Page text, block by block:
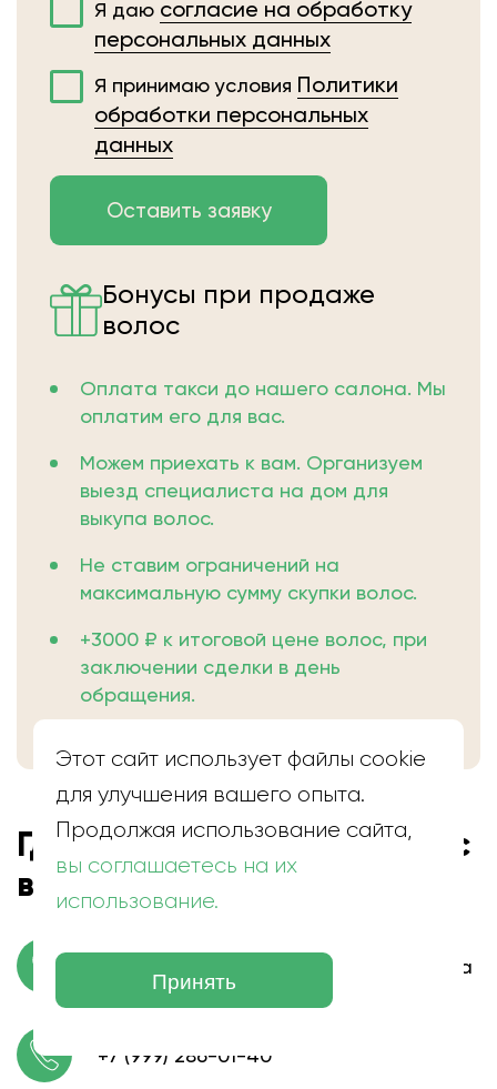
Я даю согласие на обработку
персональных данных
Я принимаю условия Политики
обработки персональных
данных
Бонусы при продаже
волос
Оплата такси до нашего салона. Мы
оплатим его для вас.
Можем приехать к вам. Организуем
выезд специалиста на дом для
выкупа волос.
Не ставим ограничений на
максимальную сумму скупки волос.
+3000 ₽ к итоговой цене волос, при
заключении сделки в день
обращения.
Где находится скупка волос
в Эльхотово
село Эльхотово, ул. Коста Хетагурова
+7 (999) 286-01-40
Этот сайт использует файлы cookie
для улучшения вашего опыта.
Продолжая использование сайта,
вы соглашаетесь на их
использование.
Принять